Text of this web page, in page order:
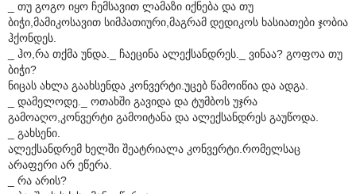
_ თუ გოგო იყო ჩემსავით ლამაზი იქნება და თუ
ბიჭი,მამიკოსავით სიმპათიური,მაგრამ დედიკოს ხასიათები ჯობია
ჰქონდეს.
_ ჰო,რა თქმა უნდა._ ჩაეცინა ალექსანდრეს._ ვინაა? გოფოა თუ
ბიჭი?
ნიცას ახლა გაახსენდა კონვერტი.უცებ წამოიწია და ადგა.
_ დამელოდე._ ოთახში გავიდა და ტუმბოს უჯრა
გამოაღო,კონვერტი გამოიტანა და ალექსანდრეს გაუწოდა.
_ გახსენი.
ალექსანდრემ ხელში შეატრიალა კონვერტი.რომელსაც
არაფერი არ ეწერა.
_ რა არის?